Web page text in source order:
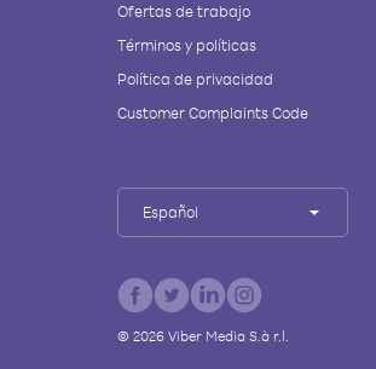
Ofertas de trabajo
Términos y políticas
Política de privacidad
Customer Complaints Code
Español
© 2026Viber Media S.à r.l.